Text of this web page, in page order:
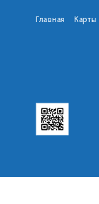
Главная Карты